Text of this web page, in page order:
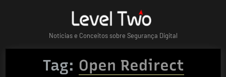
Notícias e Conceitos sobre Segurança Digital
Tag: Open Redirect